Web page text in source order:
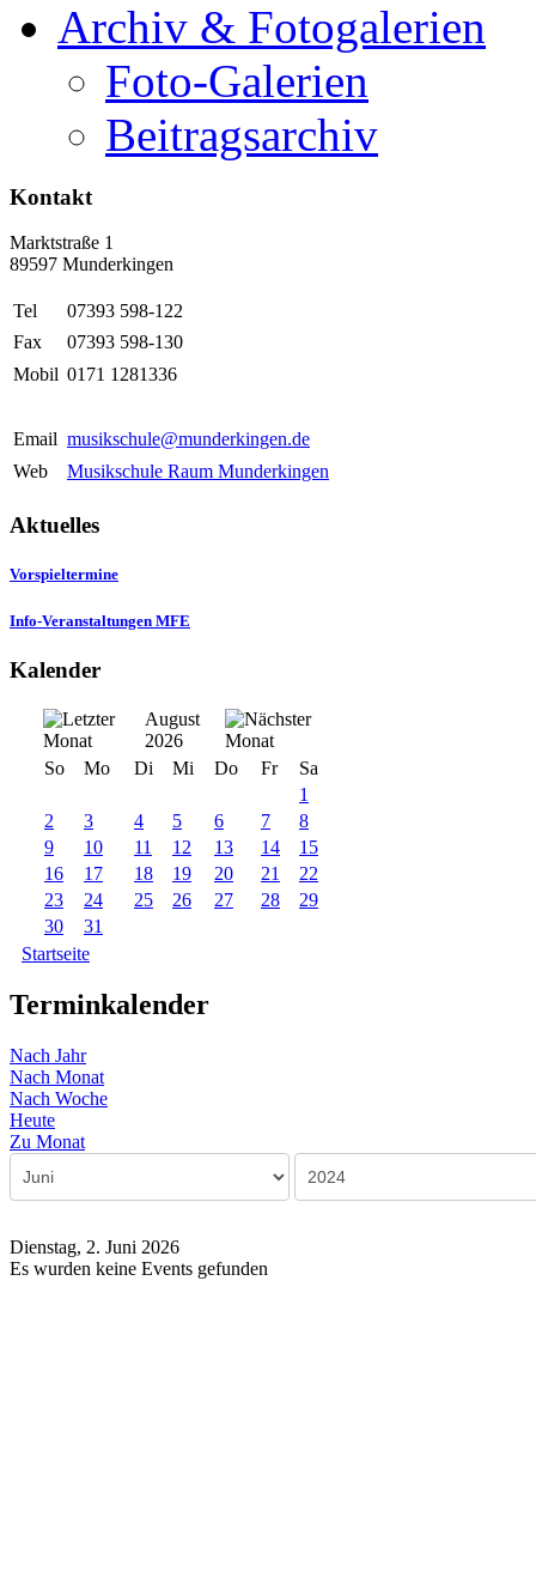
Archiv & Fotogalerien
Foto-Galerien
Beitragsarchiv
Kontakt
Marktstraße 1
89597 Munderkingen
Tel
07393 598-122
Fax
07393 598-130
Mobil 0171 1281336
Email musikschule@munderkingen.de
Web
Musikschule Raum Munderkingen
Aktuelles
Vorspieltermine
Info-Veranstaltungen MFE
Kalender
August
2026
So
Mo Di Mi Do Fr
Sa
1
2
3 4 5 6 7
8
9
10 11 12 13 14
15
16
17 18 19 20 21
22
23
24 25 26 27 28
29
30
31
Startseite
Terminkalender
Nach Jahr
Nach Monat
Nach Woche
Heute
Zu Monat
Dienstag, 2. Juni 2026
Es wurden keine Events gefunden